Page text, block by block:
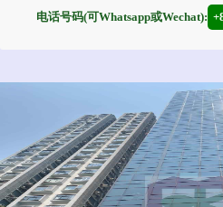
电话号码(可Whatsapp或Wechat):